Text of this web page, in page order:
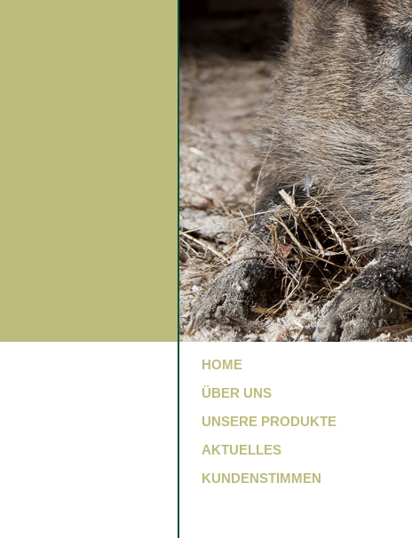
HOME
ÜBER UNS
UNSERE PRODUKTE
AKTUELLES
KUNDENSTIMMEN